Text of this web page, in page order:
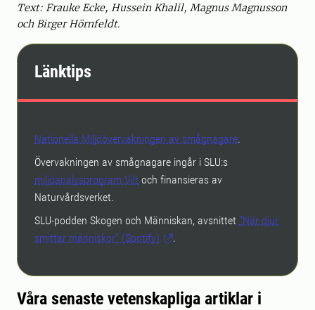
Text: Frauke Ecke, Hussein Khalil, Magnus Magnusson
och Birger Hörnfeldt.
Länktips
Nationella Miljöövervakningen av smågnagare.
Övervakningen av smågnagare ingår i SLU:s
miljöanalysprogram Vilt och finansieras av
Naturvårdsverket.
SLU-podden Skogen och Människan, avsnittet "När djur
smittar människor" (Spotify)
.
Våra senaste vetenskapliga artiklar i